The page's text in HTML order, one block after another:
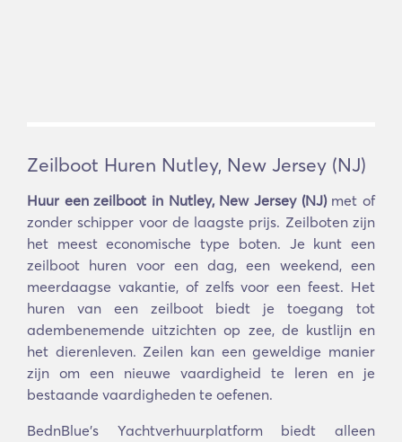
Zeilboot Huren Nutley, New Jersey (NJ)
Huur een zeilboot in Nutley, New Jersey (NJ)met of
zonder schipper voor de laagste prijs. Zeilboten zijn
het meest economische type boten. Je kunt een
zeilboot huren voor een dag, een weekend, een
meerdaagse vakantie, of zelfs voor een feest. Het
huren van een zeilboot biedt je toegang tot
adembenemende uitzichten op zee, de kustlijn en
het dierenleven. Zeilen kan een geweldige manier
zijn om een nieuwe vaardigheid te leren en je
bestaande vaardigheden te oefenen.
BednBlue's Yachtverhuurplatform biedt alleen